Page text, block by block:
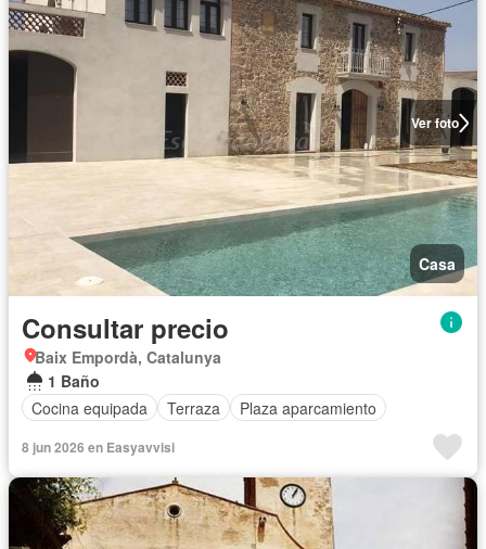
Ver foto
Casa
Consultar precio
Baix Empordà, Catalunya
1 Baño
Cocina equipada
Terraza Plaza aparcamiento
8 jun 2026 en Easyavvisi